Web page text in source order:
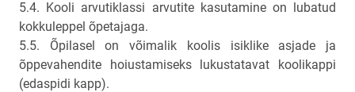
5.4. Kooli arvutiklassi arvutite kasutamine on lubatud
kokkuleppel õpetajaga.
5.5. Õpilasel on võimalik koolis isiklike asjade ja
õppevahendite hoiustamiseks lukustatavat koolikappi
(edaspidi kapp).